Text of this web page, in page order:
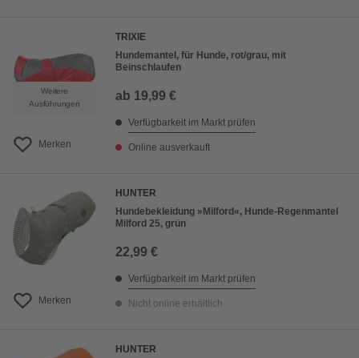
Weitere
Ausführungen
Merken
TRIXIE
Hundemantel, für Hunde, rot/grau, mit
Beinschlaufen
ab 19,99 €
Verfügbarkeit im Markt prüfen
Online ausverkauft
Merken
HUNTER
Hundebekleidung »Milford«, Hunde-Regenmantel
Milford 25, grün
22,99 €
Verfügbarkeit im Markt prüfen
Nicht online erhältlich
HUNTER